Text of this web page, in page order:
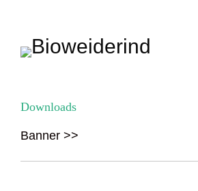
Downloads
Banner >>